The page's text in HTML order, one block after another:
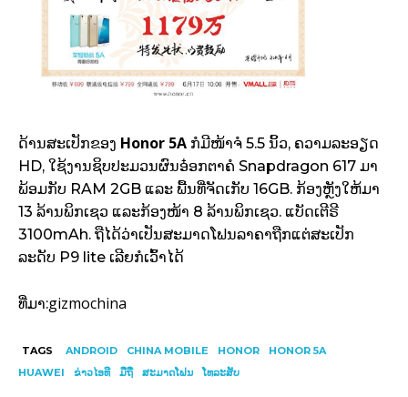
ດ້ານສະເປັກຂອງ Honor 5A ກໍມີໜ້າຈໍ 5.5 ນິ້ວ, ຄວາມລະອຽດ
HD, ໃຊ້ງານຊິບປະມວນຜົນອ໋ອກຕາຄໍ Snapdragon 617 ມາ
ພ້ອມກັບ RAM 2GB ແລະ ພື້ນທີ່ຈັດເກັບ 16GB. ກ້ອງຫຼັງໃຫ້ມາ
13 ລ້ານພິກເຊວ ແລະກ້ອງໜ້າ 8 ລ້ານພິກເຊວ. ແບັດເຕີຣີ
3100mAh. ຖືໄດ້ວ່າເປັນສະມາດໂຟນລາຄາຖືກແຕ່ສະເປັກ
ລະດັບ P9 lite ເລີຍກໍເວົ້າໄດ້
ທີ່ມາ:gizmochina
TAGS ANDROID CHINA MOBILE HONOR
HONOR 5A
HUAWEI
ຂ່າວໄອທີ ມືຖື ສະມາດໂຟນ ໂທລະສັບ